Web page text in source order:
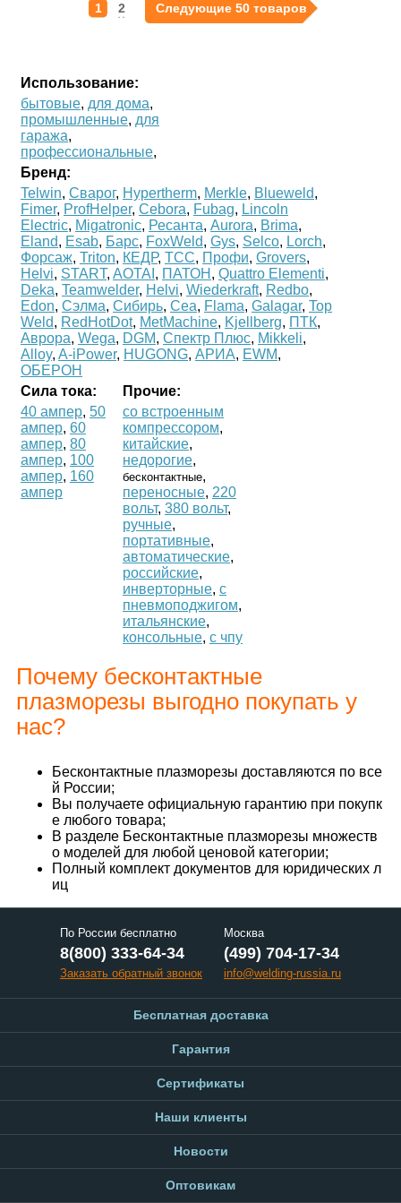
1 2 Следующие 50 товаров
Использование:
бытовые, для дома,
промышленные, для
гаража,
профессиональные,
Бренд:
Telwin, Сварог, Hypertherm, Merkle, Blueweld,
Fimer, ProfHelper, Cebora, Fubag, Lincoln
Electric, Migatronic, Ресанта, Aurora, Brima,
Eland, Esab, Барс, FoxWeld, Gys, Selco, Lorch,
Форсаж, Triton, КЕДР, ТСС, Профи, Grovers,
Helvi, START, AOTAI , ПАТОН , Quattro Elementi,
Deka, Teamwelder, Helvi, Wiederkraft, Redbo,
Edon, Сэлма, Сибирь, Cea, Flama, Galagar, Top
Weld, RedHotDot, MetMachine, Kjellberg, ПТК,
Аврора, Wega, DGM, Спектр Плюс, Mikkeli,
Alloy, A-iPower, HUGONG, АРИА, EWM,
ОБЕРОН
Cила тока:
40 ампер, 50
ампер, 60
ампер, 80
ампер, 100
ампер, 160
ампер
Прочие:
со встроенным
компрессором,
китайские,
недорогие,
бесконтактные,
переносные, 220
вольт, 380 вольт,
ручные,
портативные,
автоматические,
российские,
инверторные, с
пневмоподжигом,
итальянские,
консольные, с чпу
Почему бесконтактные
плазморезы выгодно покупать у
нас?
Бесконтактные плазморезы доставляются по все
й России;
Вы получаете официальную гарантию при покупк
е любого товара;
В разделе Бесконтактные плазморезы множеств
о моделей для любой ценовой категории;
Полный комплект документов для юридических л
иц
По России бесплатно
8(800) 333-64-34
Заказать обратный звонок
Москва
(499) 704-17-34
info@welding-russia.ru
Бесплатная доставка
Гарантия
Сертификаты
Наши клиенты
Новости
Оптовикам